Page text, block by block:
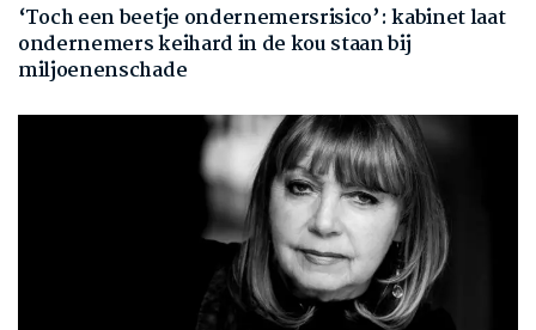
‘Toch een beetje ondernemersrisico’: kabinet laat
ondernemers keihard in de kou staan bij
miljoenenschade